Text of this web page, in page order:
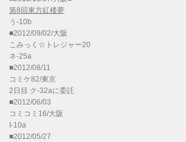
第8回東方紅楼夢
う-10b
■2012/09/02/大阪
こみっく☆トレジャー20
ネ-25a
■2012/08/11
コミケ82/東京
2日目 ク-32aに委託
■2012/06/03
コミコミ16/大阪
I-10a
■2012/05/27